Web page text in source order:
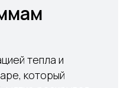
тепла и
который